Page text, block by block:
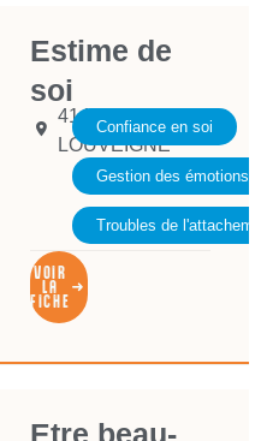
Estime de
soi
4141
LOUVEIGNE
Confiance en soi
Gestion des émotions
Troubles de
VOIR
LA
FICHE
Etre beau-